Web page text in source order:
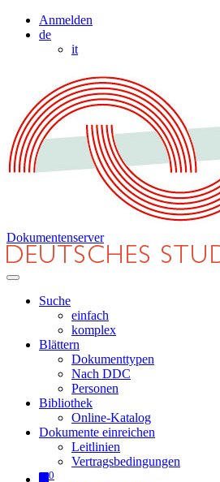
Anmelden
de
it
Dokumentenserver
Suche
einfach
komplex
Blättern
Dokumenttypen
Nach DDC
Personen
Bibliothek
Online-Katalog
Dokumente einreichen
Leitlinien
Vertragsbedingungen
0